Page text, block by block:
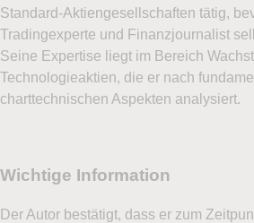
Standard-Aktiengesellschaften tätig,
Tradingexperte und Finanzjournalist
Seine Expertise liegt im Bereich
Technologieaktien, die er nach
charttechnischen Aspekten analysiert.